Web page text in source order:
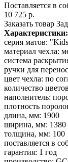
Поставляется в
10 725 р.
Заказать товар
Характеристики:
серия матов:
материал чехла:
система
ручки для
цвет чехла: по
количество
наполнитель:
плотность
длина, мм: 1900
ширина, мм: 1380
толщина, мм: 100
поставляется в
гарантия: 1 год